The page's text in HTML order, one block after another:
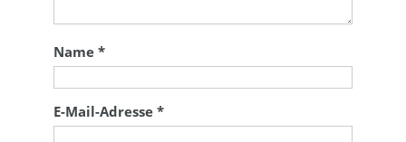
Name*
E-Mail-Adresse*